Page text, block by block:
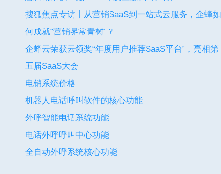
搜狐焦点专访丨从营销SaaS到一站式云服务，企蜂如
何成就“营销界常青树”？
企蜂云荣获云领奖“年度用户推荐SaaS平台”，亮相第
五届SaaS大会
电销系统价格
机器人电话呼叫软件的核心功能
外呼智能电话系统功能
电话外呼呼叫中心功能
全自动外呼系统核心功能